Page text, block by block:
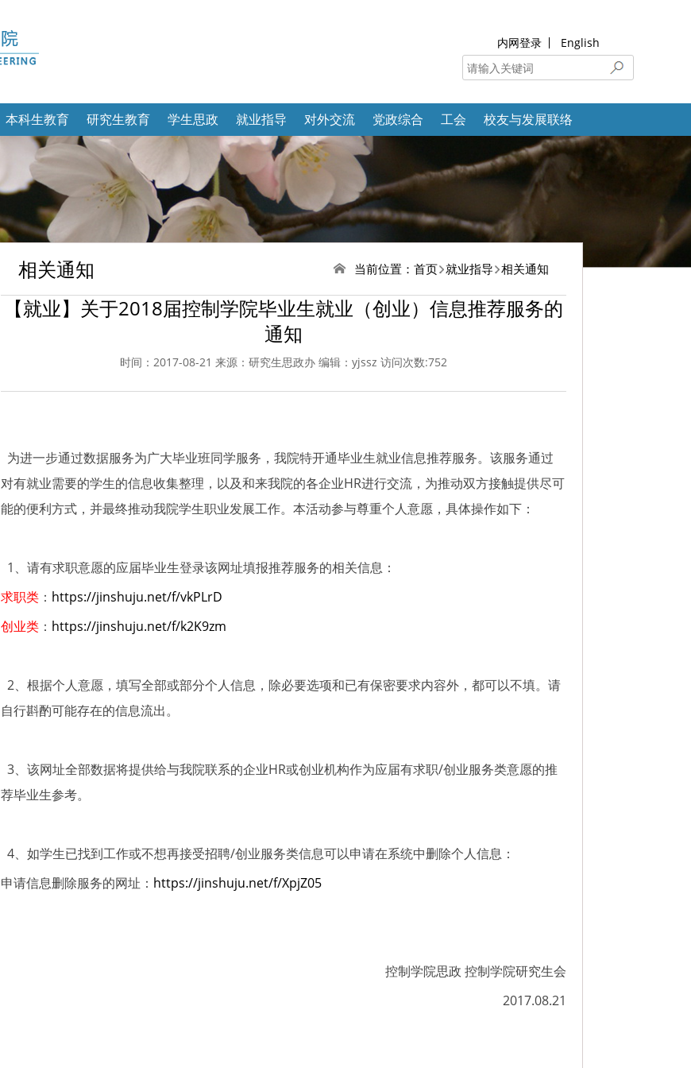
内网登录 English
本科生教育 研究生教育 学生思政 就业指导 对外交流 党政综合 工会 校友与发展联络
相关通知 当前位置： 首页 就业指导 相关通知
【就业】关于2018届控制学院毕业生就业（创业）信息推荐服务的
通知
时间：2017-08-21 来源：研究生思政办 编辑：yjssz 访问次数:752
为进一步通过数据服务为广大毕业班同学服务，我院特开通毕业生就业信息推荐服务。该服务通过
对有就业需要的学生的信息收集整理，以及和来我院的各企业HR进行交流，为推动双方接触提供尽可
能的便利方式，并最终推动我院学生职业发展工作。本活动参与尊重个人意愿，具体操作如下：
1、请有求职意愿的应届毕业生登录该网址填报推荐服务的相关信息：
求职类 ： https://jinshuju.net/f/vkPLrD
创业类 ： https://jinshuju.net/f/k2K9zm
2、根据个人意愿，填写全部或部分个人信息，除必要选项和已有保密要求内容外，都可以不填。请
自行斟酌可能存在的信息流出。
3、该网址全部数据将提供给与我院联系的企业HR或创业机构作为应届有求职/创业服务类意愿的推
荐毕业生参考。
4、如学生已找到工作或不想再接受招聘/创业服务类信息可以申请在系统中删除个人信息：
申请信息删除服务的网址： https://jinshuju.net/f/XpjZ05
控制学院思政 控制学院研究生会
2017.08.21